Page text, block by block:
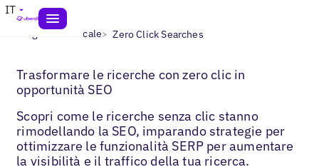
IT
Blogs> SEO locale> Zero Click Searches
Trasformare le ricerche con zero clic in
opportunità SEO
Scopri come le ricerche senza clic stanno
rimodellando la SEO, imparando strategie per
ottimizzare le funzionalità SERP per aumentare
la visibilità e il traffico della tua ricerca.